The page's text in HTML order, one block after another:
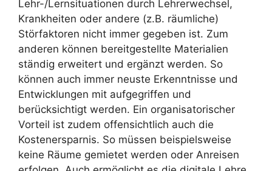
Lehr-/Lernsituationen durch Lehrerwechsel,
Krankheiten oder andere (z.B. räumliche)
Störfaktoren nicht immer gegeben ist. Zum
anderen können bereitgestellte Materialien
ständig erweitert und ergänzt werden. So
können auch immer neuste Erkenntnisse und
Entwicklungen mit aufgegriffen und
berücksichtigt werden. Ein organisatorischer
Vorteil ist zudem offensichtlich auch die
Kostenersparnis. So müssen beispielsweise
keine Räume gemietet werden oder Anreisen